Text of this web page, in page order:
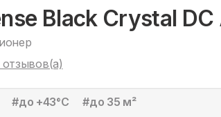
Black Crystal
отзывов(а)
#до +43°С #до 35 м²